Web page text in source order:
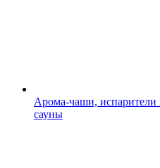
Арома-чаши, испарители
сауны